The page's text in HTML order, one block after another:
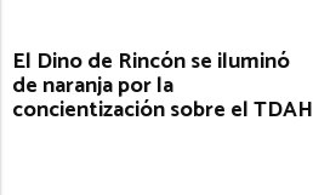
El Dino de Rincón se iluminó
de naranja por la
concientización sobre el TDAH